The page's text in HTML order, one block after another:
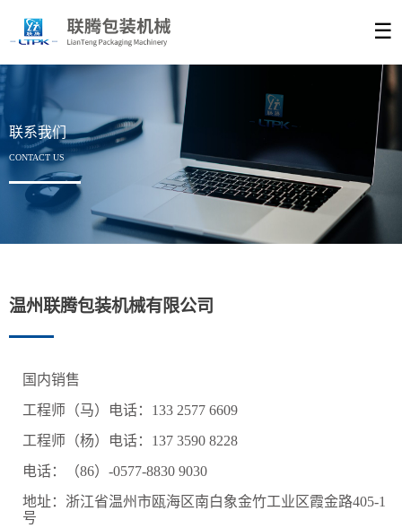
☰
联系我们
CONTACT US
温州联腾包装机械有限公司
国内销售
工程师（马）电话：133 2577 6609
工程师（杨）电话：137 3590 8228
电话：（86）-0577-8830 9030
地址：浙江省温州市瓯海区南白象金竹工业区霞金路405-1
号